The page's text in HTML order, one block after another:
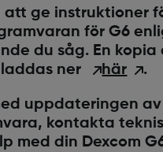
att ge instruktioner
för G6
du såg. En kopia
ner
här .
uppdateringen av
kontakta
med din Dexcom